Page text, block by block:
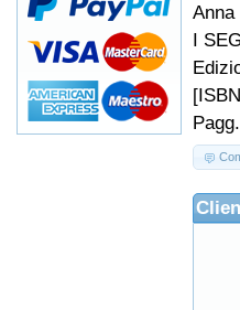
Anna
I